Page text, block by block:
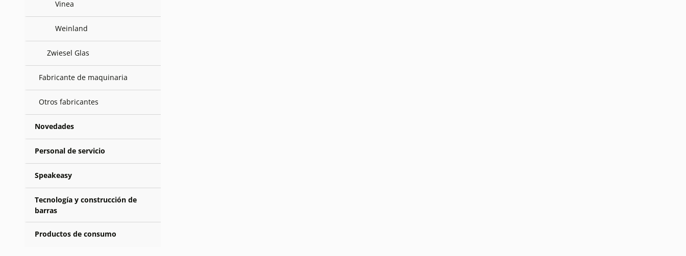
Vinea
Weinland
Zwiesel Glas
Fabricante de maquinaria
Otros fabricantes
Novedades
Personal de servicio
Speakeasy
Tecnología y construcción de
barras
Productos de consumo